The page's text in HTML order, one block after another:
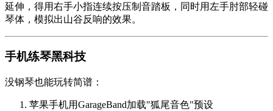
延伸，得用右手小指连续按压制音踏板，同时用左手肘部轻碰
琴体，模拟出山谷反响的效果。
手机练琴黑科技
没钢琴也能玩转简谱：
苹果手机用GarageBand加载"狐尾音色"预设